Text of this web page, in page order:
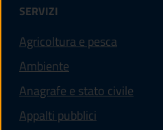
SERVIZI
Agricoltura e pesca
Ambiente
Anagrafe e stato civile
Appalti pubblici